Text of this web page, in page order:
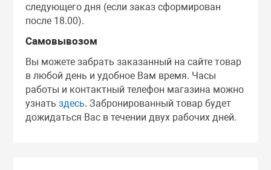
следующего дня (если заказ сформирован
после 18.00).
Самовывозом
Вы можете забрать заказанный на сайте товар
в любой день и удобное Вам время. Часы
работы и контактный телефон магазина можно
узнатьздесь. Забронированный товар будет
дожидаться Вас в течении двух рабочих дней.